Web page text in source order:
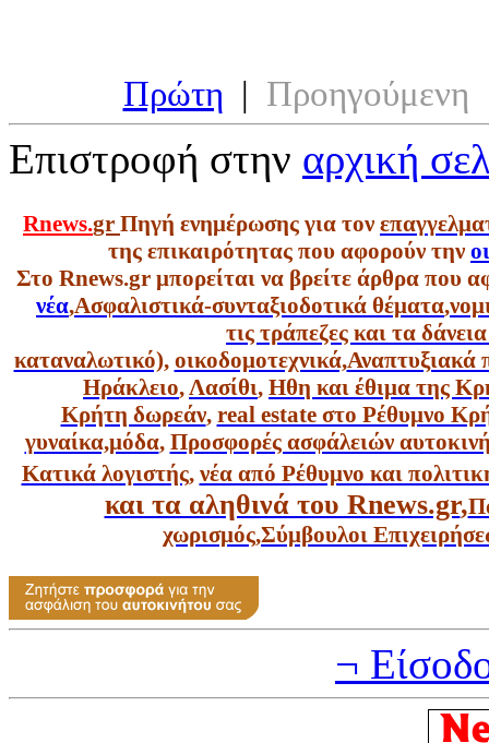
Πρώτη | Προηγούμενη
Επιστροφή στην αρχική
Rnews.gr Πηγή ενημέρωσης για τον
της επικαιρότητας που αφορούν την
Στο Rnews.gr μπορείται να βρείτε άρθρα που
νέα,Ασφαλιστικά-συνταξιοδοτικά θέματα,
τις τράπεζες και τα
καταναλωτικό), οικοδομοτεχνικά,Αναπτυξιακά
Ηράκλειο,Λασίθι, Ηθη και έθιμα της
Κρήτη δωρεάν, real estate στο Ρέθυμνο
γυναίκα,μόδα, Προσφορές ασφάλειών
Κατικά λογιστής, νέα από Ρέθυμνο και
και τα αληθινά του Rnews.gr,
χωρισμός,Σύμβουλοι
¬